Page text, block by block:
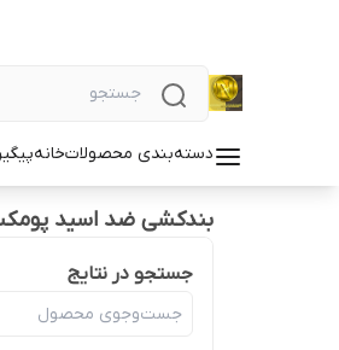
دسته‌بندی محصولاتخانه
بندکشی ضد اسید
جستجو در نتایج